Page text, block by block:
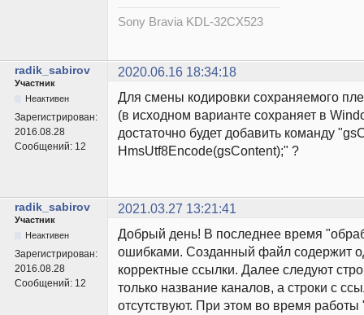
Sony Bravia KDL-32CX523
radik_sabirov 2020.06.16 18:34:18
Участник
Неактивен
Зарегистрирован:
2016.08.28
Сообщений: 12
Для смены кодировки сохраняемого
(в исходном варианте сохраняет в
достаточно будет добавить команду
HmsUtf8Encode(gsContent);" ?
radik_sabirov 2021.03.27 13:21:41
Участник
Неактивен
Зарегистрирован:
2016.08.28
Сообщений: 12
Добрый день! В последнее время
ошибками. Созданный файл содержит
корректные ссылки. Далее следуют
только название каналов, а строки с
отсутствуют. При этом во время работы